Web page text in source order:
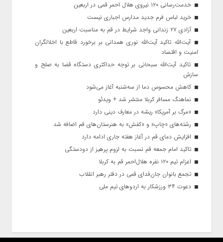
خدمت‌رسانی ۱۲۰ نیروی هلال احمر قمی در اربعین
خرید لباس فرم جدید مدارس اجباری نیست
آزادی ۲۷ زندانی واجد شرایط در قم به مناسبت اربعین
آیت‌الله تاکید آیت‌الله نوری همدانی بر برخورد قاطع با اخلالگران
امنیت و اقتصاد
تاکید آیت‌الله‌ سبحانی بر توجه حداکثری دستگاه قضا به صلح و
سازش
کاهش محسوس دما از سه‌شنبه آغاز می‌شود
نماهنگ مسافر کربلا منتشر شد + ویدئو
«مرگ بر آمریکا» ریشه در معارف دینی دارد
رشته‌های «چاپ» و «کفش» به هنرستان‌های قم اضافه شد
افزایش دمای قم در آغاز هفته جاری ادامه دارد
تاکید امام جمعه قم نسبت به لزوم پرهیز از دودستگی
اعزام تیم ۱۲۰ نفره هلال‌احمر قم به کربلا
تجمع بانوان جان‌فدای قمی در دفتر رهبر انقلاب
دعوت ۳۴ ورزشکار به اردوهای تیم ملی